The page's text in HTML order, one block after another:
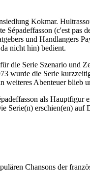
Kokmar.
Sépadeffasson (c'est
und Handlangers
nicht hin) bedient.
die Serie Szenario und
wurde die Serie
weiteres Abenteuer
als
Serie(n) erschien(en) auf
Chansons der